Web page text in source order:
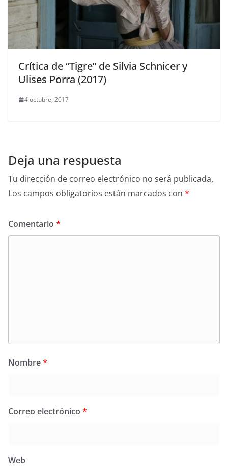
Crítica de “Tigre” de Silvia Schnicer y
Ulises Porra (2017)
4 octubre, 2017
Deja una respuesta
Tu dirección de correo electrónico no será publicada.
Los campos obligatorios están marcados con *
Comentario *
Nombre*
Correo electrónico *
Web